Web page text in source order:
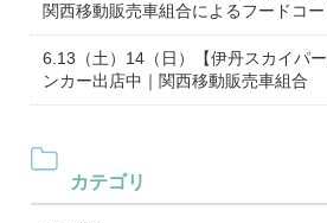
関西移動販売車組合によるフードコ
6.13（土）14（日）【伊丹スカイパ
ンカー出店中｜関西移動販売車組合
カテゴリ